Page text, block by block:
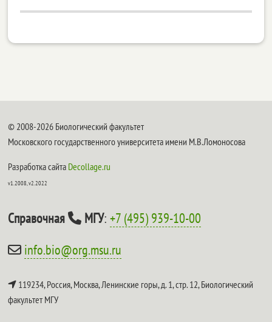
© 2008-2026 Биологический факультет
Московского государственного университета имени М.В.Ломоносова
Разработка сайта Decollage.ru
v1.2008, v2.2022
Справочная МГУ:+7 (495) 939-10-00
info.bio@org.msu.ru
119234, Россия, Москва, Ленинские горы, д. 1, стр. 12,Биологический
факультет МГУ